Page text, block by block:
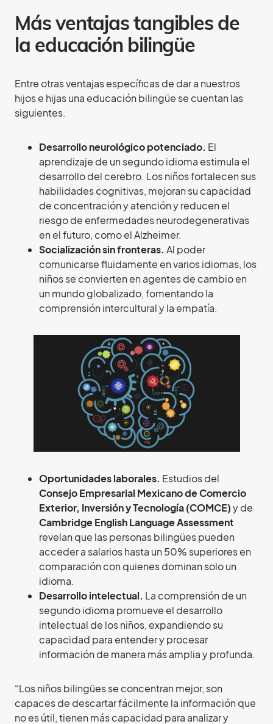
Más ventajas tangibles de
la educación bilingüe
Entre otras ventajas específicas de dar a nuestros
hijos e hijas una educación bilingüe se cuentan las
siguientes.
Desarrollo neurológico potenciado. El
aprendizaje de un segundo idioma estimula el
desarrollo del cerebro. Los niños fortalecen sus
habilidades cognitivas, mejoran su capacidad
de concentración y atención y reducen el
riesgo de enfermedades neurodegenerativas
en el futuro, como el Alzheimer.
Socialización sin fronteras. Al poder
comunicarse fluidamente en varios idiomas, los
niños se convierten en agentes de cambio en
un mundo globalizado, fomentando la
comprensión intercultural y la empatía.
Oportunidades laborales. Estudios del
Consejo Empresarial Mexicano de Comercio
Exterior, Inversión y Tecnología (COMCE)y de
Cambridge English Language Assessment
revelan que las personas bilingües pueden
acceder a salarios hasta un 50% superiores en
comparación con quienes dominan solo un
idioma.
Desarrollo intelectual. La comprensión de un
segundo idioma promueve el desarrollo
intelectual de los niños, expandiendo su
capacidad para entender y procesar
información de manera más amplia y profunda.
“Los niños bilingües se concentran mejor, son
capaces de descartar fácilmente la información que
no es útil, tienen más capacidad para analizar y